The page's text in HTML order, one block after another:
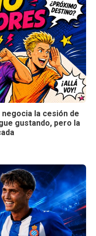
negocia la cesión de
gustando, pero la